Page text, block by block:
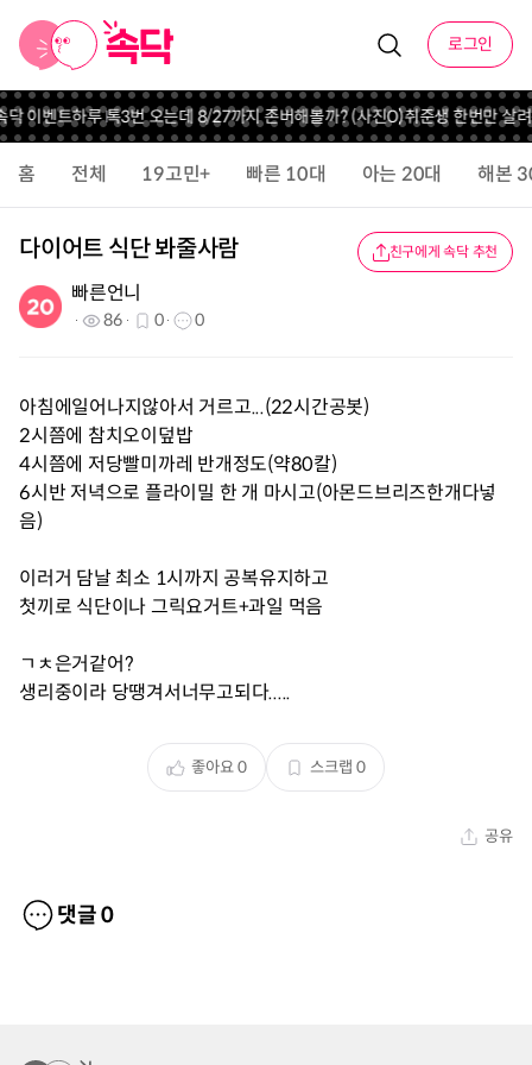
로그인
이벤트하루 톡3번 오는데 8/27까지 존버해볼까? (사진O)취준생 한번만 살
홈 전체 19고민+ 빠른 10대 아는 20대 해본
다이어트 식단 봐줄사람 친구에게 속닥 추천
빠른언니
86 0 0
아침에일어나지않아서 거르고...(22시간공봇)
2시쯤에 참치오이덮밥
4시쯤에 저당빨미까레 반개정도(약80칼)
6시반 저녁으로 플라이밀 한 개 마시고(아몬드브리즈한개다넣
음)
이러거 담날 최소 1시까지 공복유지하고
첫끼로 식단이나 그릭요거트+과일 먹음
ㄱㅊ은거같어?
생리중이라 당땡겨서너무고되다.....
좋아요0 스크랩 0
공유
댓글0